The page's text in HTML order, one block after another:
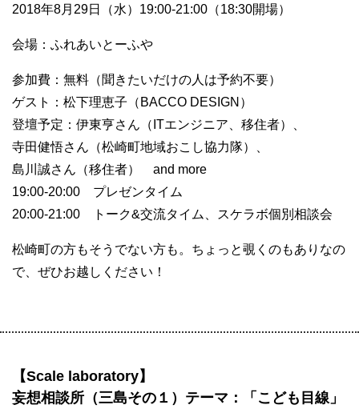
2018年8月29日（水）19:00-21:00（18:30開場）
会場：ふれあいとーふや
参加費：無料（聞きたいだけの人は予約不要）
ゲスト：松下理恵子（BACCO DESIGN）
登壇予定：伊東亨さん（ITエンジニア、移住者）、
寺田健悟さん（松崎町地域おこし協力隊）、
島川誠さん（移住者） and more
19:00-20:00 プレゼンタイム
20:00-21:00 トーク&交流タイム、スケラボ個別相談会
松崎町の方もそうでない方も。ちょっと覗くのもありなの
で、ぜひお越しください！
【Scale laboratory】
妄想相談所（三島その１）テーマ：「こども目線」